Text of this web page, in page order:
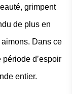
grimpent
de plus en
Dans ce
d’espoir
entier.